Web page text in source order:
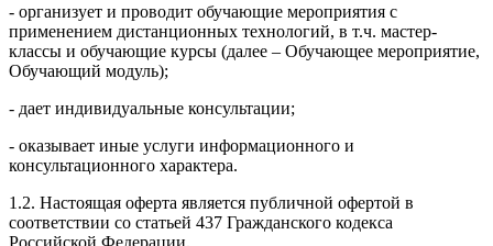
- организует и проводит обучающие мероприятия с
применением дистанционных технологий, в т.ч. мастер-
классы и обучающие курсы (далее – Обучающее мероприятие,
Обучающий модуль);
- дает индивидуальные консультации;
- оказывает иные услуги информационного и
консультационного характера.
1.2. Настоящая оферта является публичной офертой в
соответствии со статьей 437 Гражданского кодекса
Российской Федерации.